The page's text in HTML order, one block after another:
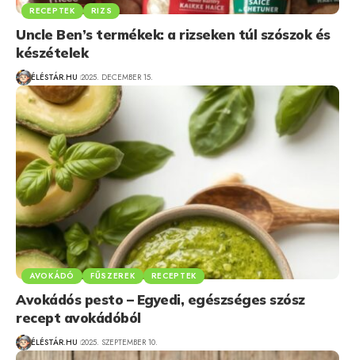
RECEPTEK RIZS
Uncle Ben’s termékek: a rizseken túl szószok és
készételek
ÉLÉSTÁR.HU 2025. DECEMBER 15.
AVOKÁDÓ FŰSZEREK RECEPTEK
Avokádós pesto – Egyedi, egészséges szósz
recept avokádóból
ÉLÉSTÁR.HU 2025. SZEPTEMBER 10.